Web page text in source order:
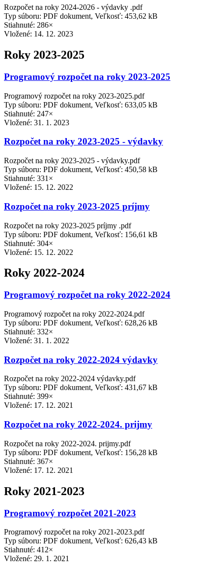
Rozpočet na roky 2024-2026 - výdavky .pdf
Typ súboru: PDF dokument, Veľkosť: 453,62 kB
Stiahnuté: 286×
Vložené: 14. 12. 2023
Roky 2023-2025
Programový rozpočet na roky 2023-2025
Programový rozpočet na roky 2023-2025.pdf
Typ súboru: PDF dokument, Veľkosť: 633,05 kB
Stiahnuté: 247×
Vložené: 31. 1. 2023
Rozpočet na roky 2023-2025 - výdavky
Rozpočet na roky 2023-2025 - výdavky.pdf
Typ súboru: PDF dokument, Veľkosť: 450,58 kB
Stiahnuté: 331×
Vložené: 15. 12. 2022
Rozpočet na roky 2023-2025 príjmy
Rozpočet na roky 2023-2025 príjmy .pdf
Typ súboru: PDF dokument, Veľkosť: 156,61 kB
Stiahnuté: 304×
Vložené: 15. 12. 2022
Roky 2022-2024
Programový rozpočet na roky 2022-2024
Programový rozpočet na roky 2022-2024.pdf
Typ súboru: PDF dokument, Veľkosť: 628,26 kB
Stiahnuté: 332×
Vložené: 31. 1. 2022
Rozpočet na roky 2022-2024 výdavky
Rozpočet na roky 2022-2024 výdavky.pdf
Typ súboru: PDF dokument, Veľkosť: 431,67 kB
Stiahnuté: 399×
Vložené: 17. 12. 2021
Rozpočet na roky 2022-2024. prijmy
Rozpočet na roky 2022-2024. prijmy.pdf
Typ súboru: PDF dokument, Veľkosť: 156,28 kB
Stiahnuté: 367×
Vložené: 17. 12. 2021
Roky 2021-2023
Programový rozpočet 2021-2023
Programový rozpočet na roky 2021-2023.pdf
Typ súboru: PDF dokument, Veľkosť: 626,43 kB
Stiahnuté: 412×
Vložené: 29. 1. 2021